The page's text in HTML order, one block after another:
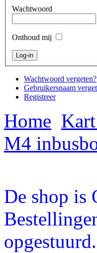
Wachtwoord
Onthoud mij
Wachtwoord vergeten?
Gebruikersnaam
Registreer
Home
M4
De shop is
opgestuurd.